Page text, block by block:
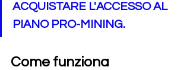
ACQUISTARE L'ACCESSO AL
PIANO PRO-MINING.
Come funziona